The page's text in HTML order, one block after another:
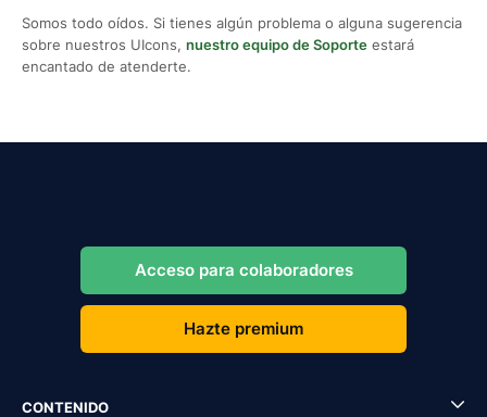
Somos todo oídos. Si tienes algún problema o alguna sugerencia
sobre nuestros UIcons, nuestro equipo de Soporte estará
encantado de atenderte.
Acceso para colaboradores
Hazte premium
CONTENIDO